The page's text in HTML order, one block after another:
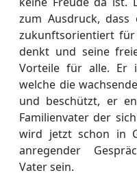
zum Ausdruck, dass
zukunftsorientiert
denkt und seine
Vorteile für alle. Er
welche die
und beschützt, er
Familienvater der
wird jetzt schon in
anregender
Vater sein.